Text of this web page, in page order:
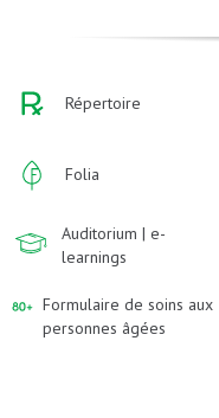
Répertoire
Folia
Auditorium | e-
learnings
Formulaire de soins aux
personnes âgées